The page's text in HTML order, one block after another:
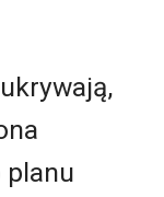
planu